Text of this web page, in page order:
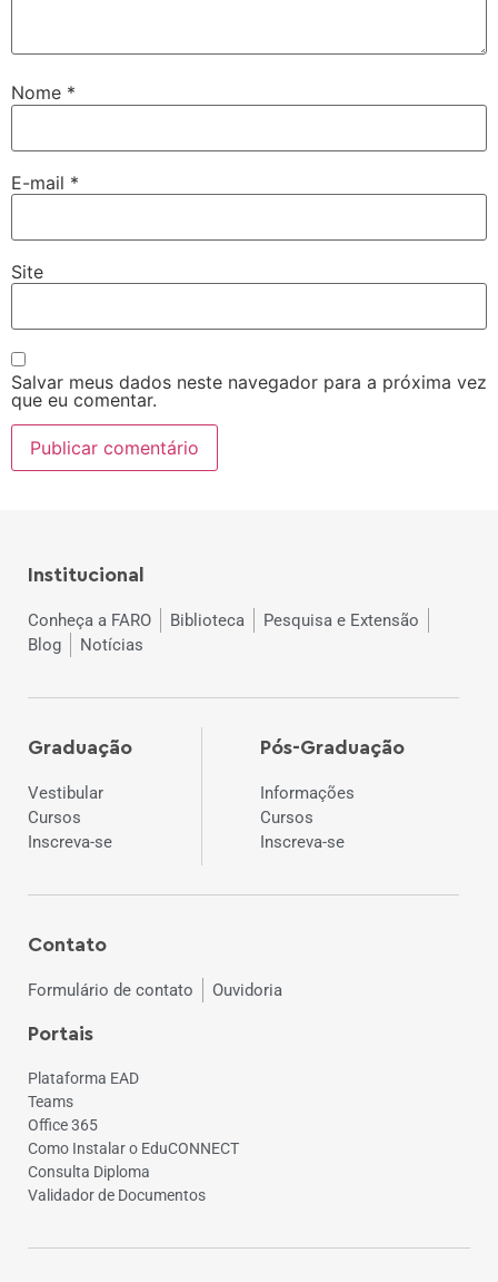
Nome *
E-mail *
Site
Salvar meus dados neste navegador para a próxima vez
que eu comentar.
Institucional
Conheça a FARO Biblioteca
Pesquisa e Extensão
Blog
Notícias
Graduação
Vestibular
Cursos
Inscreva-se
Pós-Graduação
Informações
Cursos
Inscreva-se
Contato
Formulário de contato Ouvidoria
Portais
Plataforma EAD
Teams
Office 365
Como Instalar o EduCONNECT
Consulta Diploma
Validador de Documentos